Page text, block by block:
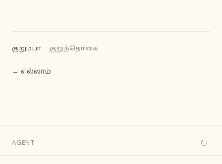
குறும்பா குறுந்தொகை
← எல்லாம்
AGENT ↻